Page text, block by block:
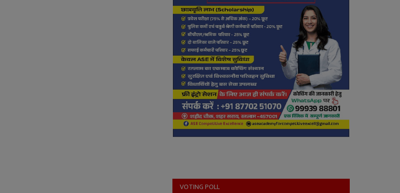
VOTING POLL